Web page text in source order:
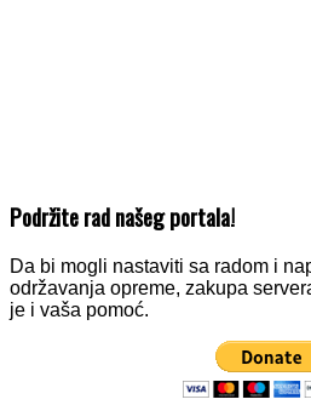
Podržite rad našeg portala!
Da bi mogli nastaviti sa radom i
održavanja opreme, zakupa
je i vaša pomoć.